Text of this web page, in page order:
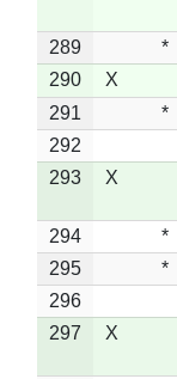
289 *
290
X
291
*
292
293
X
294 *
295
*
296
297
X